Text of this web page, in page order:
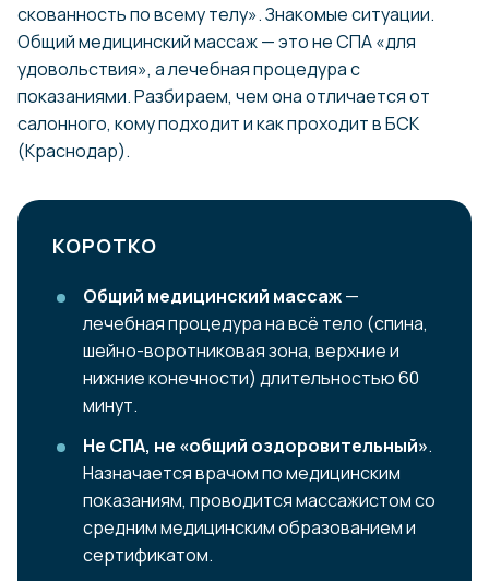
скованность по всему телу». Знакомые ситуации.
Общий медицинский массаж — это не СПА «для
удовольствия», а лечебная процедура с
показаниями. Разбираем, чем она отличается от
салонного, кому подходит и как проходит в БСК
(Краснодар).
КОРОТКО
Общий медицинский массаж—
лечебная процедура на всё тело (спина,
шейно-воротниковая зона, верхние и
нижние конечности) длительностью 60
минут.
Не СПА, не «общий оздоровительный».
Назначается врачом по медицинским
показаниям, проводится массажистом со
средним медицинским образованием и
сертификатом.